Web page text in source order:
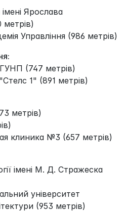
Ярослава
Управління (986 метрів)
(747 метрів)
1" (891 метрів)
метрів)
клиника №3 (657 метрів)
імені М. Д. Стражеска
університет
(953 метрів)